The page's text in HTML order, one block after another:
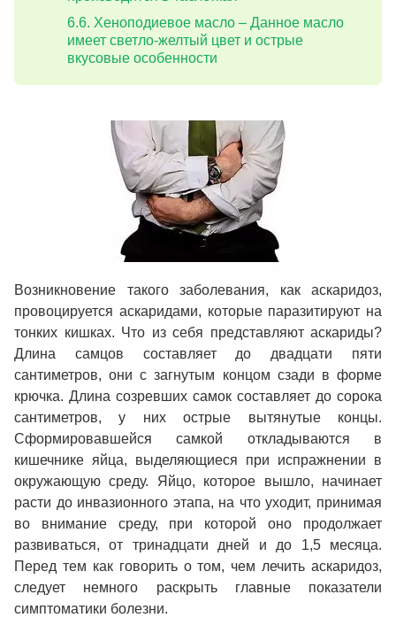
Хеноподиевое масло – Данное масло
имеет светло-желтый цвет и острые
вкусовые особенности
Возникновение такого заболевания, как аскаридоз,
провоцируется аскаридами, которые паразитируют на
тонких кишках. Что из себя представляют аскариды?
Длина самцов составляет до двадцати пяти
сантиметров, они с загнутым концом сзади в форме
крючка. Длина созревших самок составляет до сорока
сантиметров, у них острые вытянутые концы.
Сформировавшейся самкой откладываются в
кишечнике яйца, выделяющиеся при испражнении в
окружающую среду. Яйцо, которое вышло, начинает
расти до инвазионного этапа, на что уходит, принимая
во внимание среду, при которой оно продолжает
развиваться, от тринадцати дней и до 1,5 месяца.
Перед тем как говорить о том, чем лечить аскаридоз,
следует немного раскрыть главные показатели
симптоматики болезни.